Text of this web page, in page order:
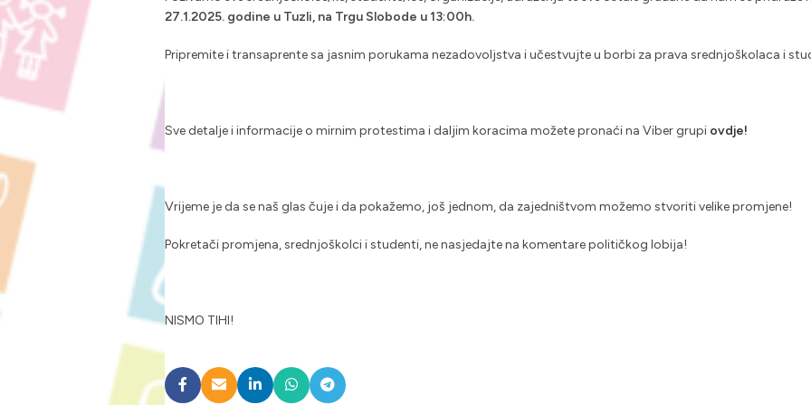
27.1.2025. godine u Tuzli, na Trgu Slobode u 13:00h.
Pripremite i transaprente sa jasnim porukama nezadovoljstva i učestvujte u borbi za prava srednjoškolaca i
Sve detalje i informacije o mirnim protestima i daljim koracima možete pronaći na Viber grupi ovdje!
Vrijeme je da se naš glas čuje i da pokažemo, još jednom, da zajedništvom možemo stvoriti velike promjene!
Pokretači promjena, srednjoškolci i studenti, ne nasjedajte na komentare političkog lobija!
NISMO TIHI!